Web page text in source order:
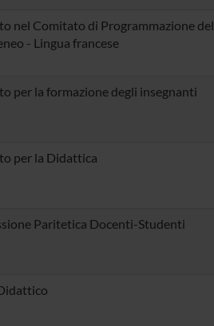
nel Comitato di Programmazione del
- Lingua francese
per la formazione degli insegnanti
per la Didattica
Paritetica Docenti-Studenti